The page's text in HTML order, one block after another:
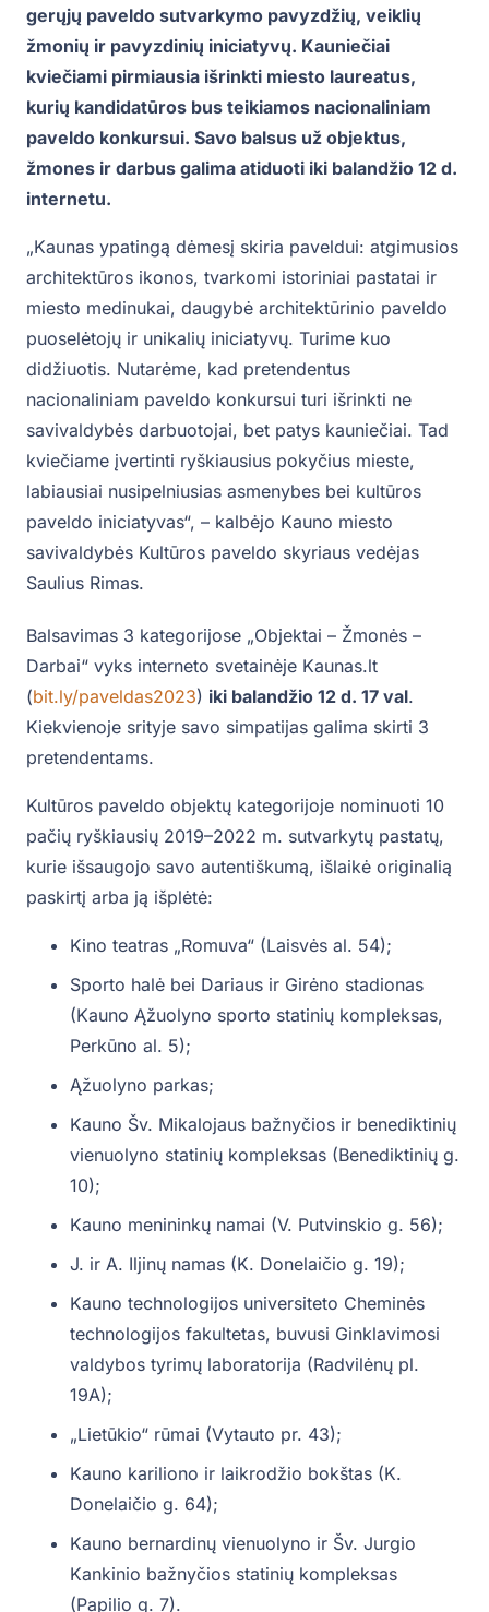
gerųjų paveldo sutvarkymo pavyzdžių, veiklių
žmonių ir pavyzdinių iniciatyvų. Kauniečiai
kviečiami pirmiausia išrinkti miesto laureatus,
kurių kandidatūros bus teikiamos nacionaliniam
paveldo konkursui. Savo balsus už objektus,
žmones ir darbus galima atiduoti iki balandžio 12 d.
internetu.
„Kaunas ypatingą dėmesį skiria paveldui: atgimusios
architektūros ikonos, tvarkomi istoriniai pastatai ir
miesto medinukai, daugybė architektūrinio paveldo
puoselėtojų ir unikalių iniciatyvų. Turime kuo
didžiuotis. Nutarėme, kad pretendentus
nacionaliniam paveldo konkursui turi išrinkti ne
savivaldybės darbuotojai, bet patys kauniečiai. Tad
kviečiame įvertinti ryškiausius pokyčius mieste,
labiausiai nusipelniusias asmenybes bei kultūros
paveldo iniciatyvas“, – kalbėjo Kauno miesto
savivaldybės Kultūros paveldo skyriaus vedėjas
Saulius Rimas.
Balsavimas 3 kategorijose „Objektai – Žmonės –
Darbai“ vyks interneto svetainėje Kaunas.lt
(bit.ly/paveldas2023) iki balandžio 12 d. 17 val.
Kiekvienoje srityje savo simpatijas galima skirti 3
pretendentams.
Kultūros paveldo objektų kategorijoje nominuoti 10
pačių ryškiausių 2019–2022 m. sutvarkytų pastatų,
kurie išsaugojo savo autentiškumą, išlaikė originalią
paskirtį arba ją išplėtė:
Kino teatras „Romuva“ (Laisvės al. 54);
Sporto halė bei Dariaus ir Girėno stadionas
(Kauno Ąžuolyno sporto statinių kompleksas,
Perkūno al. 5);
Ąžuolyno parkas;
Kauno Šv. Mikalojaus bažnyčios ir benediktinių
vienuolyno statinių kompleksas (Benediktinių g.
10);
Kauno menininkų namai (V. Putvinskio g. 56);
J. ir A. Iljinų namas (K. Donelaičio g. 19);
Kauno technologijos universiteto Cheminės
technologijos fakultetas, buvusi Ginklavimosi
valdybos tyrimų laboratorija (Radvilėnų pl.
19A);
„Lietūkio“ rūmai (Vytauto pr. 43);
Kauno kariliono ir laikrodžio bokštas (K.
Donelaičio g. 64);
Kauno bernardinų vienuolyno ir Šv. Jurgio
Kankinio bažnyčios statinių kompleksas
(Papilio g. 7).